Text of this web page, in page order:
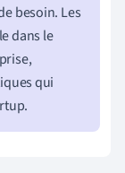
besoin. Les
dans le
qui